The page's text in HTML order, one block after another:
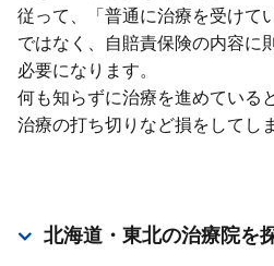
従って、「普通に治療を受けて
ではなく、⾃賠責保険の内容に
必要になります。
何も知らずに治療を進めている
治療の打ち切りなど損をしてし
北海道・東北の治療院を